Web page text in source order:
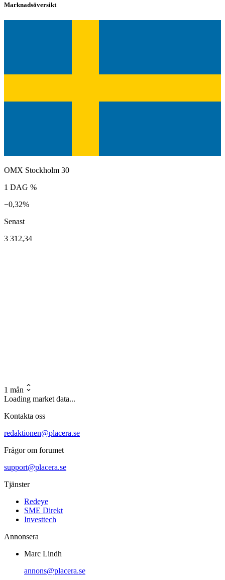
Marknadsöversikt
OMX Stockholm 30
1 DAG %
−0,32%
Senast
3 312,34
1 mån
Loading market data...
Kontakta oss
redaktionen@placera.se
Frågor om forumet
support@placera.se
Tjänster
Redeye
SME Direkt
Investtech
Annonsera
Marc Lindh
annons@placera.se